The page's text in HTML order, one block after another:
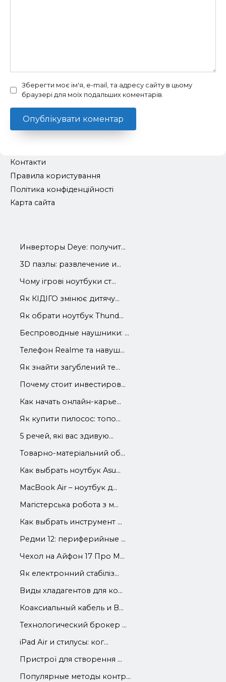
Зберегти моє ім'я, e-mail, та адресу сайту в цьому
браузері для моїх подальших коментарів.
Контакти
Правила користування
Політика конфіденційності
Карта сайта
Инверторы Deye: получит...
3D пазлы: развлечение и...
Чому ігрові ноутбуки ст...
Як КІДІГО змінює дитячу...
Як обрати ноутбук Thund...
Беспроводные наушники: ...
Телефон Realme та навуш...
Як знайти загублений те...
Почему стоит инвестиров...
Как начать онлайн-карье...
Як купити пилосос: топо...
5 речей, які вас здивую...
Товарно-матеріальний об...
Как выбрать ноутбук Asu...
MacBook Air – ноутбук д...
Магістерська робота з м...
Как выбрать инструмент ...
Редми 12: периферийные ...
Чехол на Айфон 17 Про М...
Як електронний стабіліз...
Виды хладагентов для ко...
Коаксиальный кабель и В...
Технологический брокер ...
iРad Аir и стилусы: ког...
Пристрої для створення ...
Популярные методы контр...